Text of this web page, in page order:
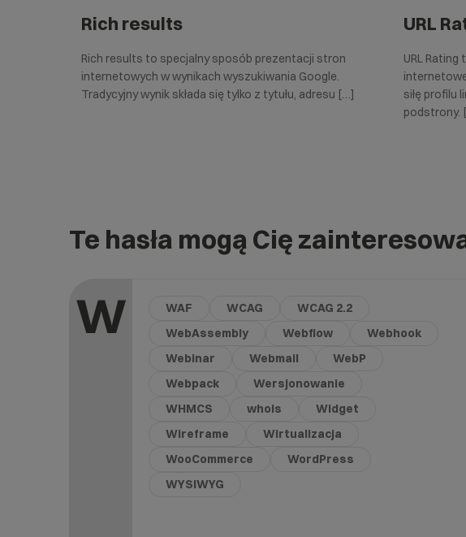
Rich results
Rich results to specjalny sposób prezentacji stron
internetowych w wynikach wyszukiwania Google.
Tradycyjny wynik składa się tylko z tytułu, adresu […]
URL
URL
siłę profilu
podstrony.
Te hasła mogą Cię
W WAF WCAG
WCAG 2.2
WebAssembly
Webflow
Webhook
Webinar
Webmail
WebP
Webpack
Wersjonowanie
WHMCS
whois
Widget
Wireframe
Wirtualizacja
WooCommerce
WordPress
WYSIWYG